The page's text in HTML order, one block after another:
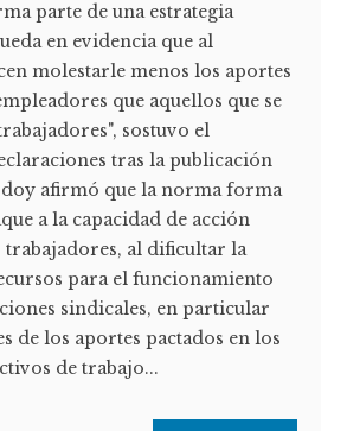
parte de una estrategia
en evidencia que al
molestarle menos los aportes
que aquellos que se
sostuvo el
tras la publicación
afirmó que la norma forma
a la capacidad de acción
trabajadores, al dificultar la
para el funcionamiento
sindicales, en particular
de los aportes pactados en los
de trabajo...